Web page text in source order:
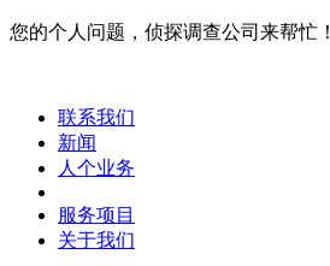
您的个人问题，侦探调查公司来帮忙！
联系我们
新闻
人个业务
服务项目
关于我们